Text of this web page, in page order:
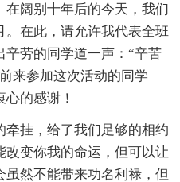
在阔别十年后的今天，我们
在此，请允许我代表全班
辛劳的同学道一声：“辛苦
来参加这次活动的同学
的感谢！
牵挂，给了我们足够的相约
变你我的命运，但可以让
然不能带来功名利禄，但